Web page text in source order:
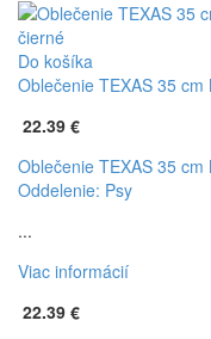
Do košíka
Oblečenie TEXAS 35
22.39 €
Oblečenie TEXAS 35
Oddelenie: Psy
...
Viac informácií
22.39 €